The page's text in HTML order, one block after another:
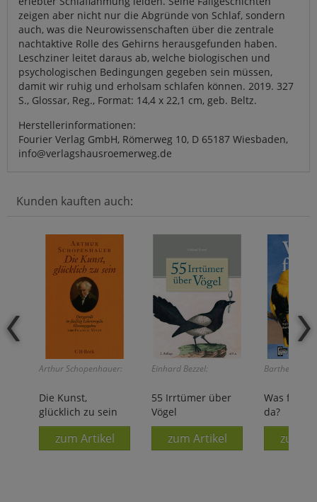
zeigen aber nicht nur die Abgründe von Schlaf, sondern
auch, was die Neurowissenschaften über die zentrale
nachtaktive Rolle des Gehirns herausgefunden haben.
Leschziner leitet daraus ab, welche biologischen und
psychologischen Bedingungen gegeben sein müssen,
damit wir ruhig und erholsam schlafen können. 2019. 327
S., Glossar, Reg., Format: 14,4 x 22,1 cm, geb. Beltz.
Herstellerinformationen:
Fourier Verlag GmbH, Römerweg 10, D 65187 Wiesbaden,
info@verlagshausroemerweg.de
Kunden kauften auch:
Arthur Schopenhauer:
Die Kunst,
glücklich zu sein
zum Artikel
Einhard Bezzel:
55 Irrtümer über
Vögel
zum Artikel
Barthel/
Was fliegt
da?
zum